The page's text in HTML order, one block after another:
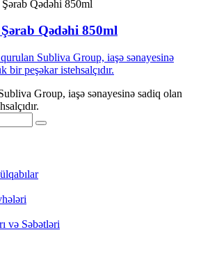
Qədəhi 850ml
Group, iaşə sənayesinə sadiq olan
və Səbətləri